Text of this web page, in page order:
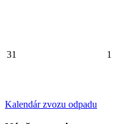
31 1
Kalendár zvozu odpadu